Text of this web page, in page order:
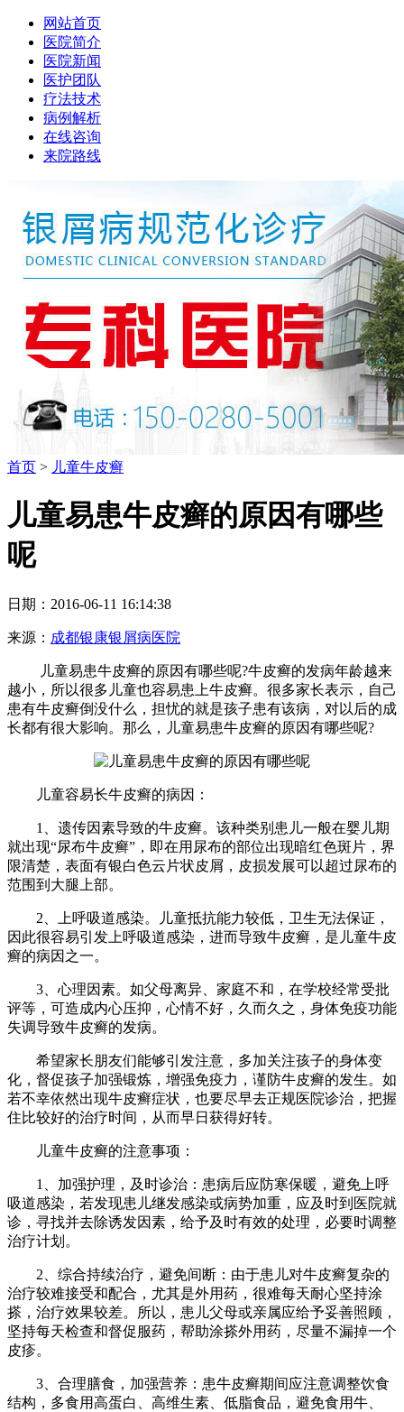
网站首页
医院简介
医院新闻
医护团队
疗法技术
病例解析
在线咨询
来院路线
首页 > 儿童牛皮癣
儿童易患牛皮癣的原因有哪些
呢
日期：2016-06-11 16:14:38
来源： 成都银康银屑病医院
儿童易患牛皮癣的原因有哪些呢?牛皮癣的发病年龄越来
越小，所以很多儿童也容易患上牛皮癣。很多家长表示，自己
患有牛皮癣倒没什么，担忧的就是孩子患有该病，对以后的成
长都有很大影响。那么，儿童易患牛皮癣的原因有哪些呢?
儿童容易长牛皮癣的病因：
1、遗传因素导致的牛皮癣。该种类别患儿一般在婴儿期
就出现“尿布牛皮癣”，即在用尿布的部位出现暗红色斑片，界
限清楚，表面有银白色云片状皮屑，皮损发展可以超过尿布的
范围到大腿上部。
2、上呼吸道感染。儿童抵抗能力较低，卫生无法保证，
因此很容易引发上呼吸道感染，进而导致牛皮癣，是儿童牛皮
癣的病因之一。
3、心理因素。如父母离异、家庭不和，在学校经常受批
评等，可造成内心压抑，心情不好，久而久之，身体免疫功能
失调导致牛皮癣的发病。
希望家长朋友们能够引发注意，多加关注孩子的身体变
化，督促孩子加强锻炼，增强免疫力，谨防牛皮癣的发生。如
若不幸依然出现牛皮癣症状，也要尽早去正规医院诊治，把握
住比较好的治疗时间，从而早日获得好转。
儿童牛皮癣的注意事项：
1、加强护理，及时诊治：患病后应防寒保暖，避免上呼
吸道感染，若发现患儿继发感染或病势加重，应及时到医院就
诊，寻找并去除诱发因素，给予及时有效的处理，必要时调整
治疗计划。
2、综合持续治疗，避免间断：由于患儿对牛皮癣复杂的
治疗较难接受和配合，尤其是外用药，很难每天耐心坚持涂
搽，治疗效果较差。所以，患儿父母或亲属应给予妥善照顾，
坚持每天检查和督促服药，帮助涂搽外用药，尽量不漏掉一个
皮疹。
3、合理膳食，加强营养：患牛皮癣期间应注意调整饮食
结构，多食用高蛋白、高维生素、低脂食品，避免食用牛、